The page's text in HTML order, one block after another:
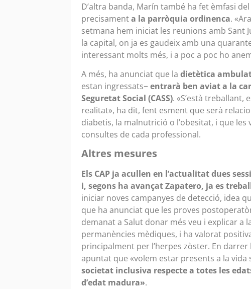
D’altra banda, Marín també ha fet èmfasi
precisamenta la parròquia ordinenca.
setmana hem iniciat les reunions amb Sant
la capital, on ja es gaudeix amb una
interessant molts més, i a poc a poc ho
A més, ha anunciat que la dietètica
estan ingressats−entrarà ben aviat a la
Seguretat Social (CASS). «S’està treballant,
realitat», ha dit, fent esment que serà
diabetis, la malnutrició o l’obesitat, i que les
consultes de cada professional.
Altres mesures
Els CAP ja acullen en l’actualitat dues
i, segons ha avançat Zapatero, ja es
iniciar noves campanyes de detecció, idea
que ha anunciat que les proves
demanat a Salut donar més veu i explicar a
permanències mèdiques, i ha valorat
principalment per l’herpes zòster. En
apuntat que «volem estar presents a la vida
societat inclusiva respecte a totes les
d’edat madura».